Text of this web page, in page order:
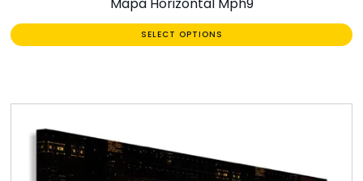
SELECT OPTIONS